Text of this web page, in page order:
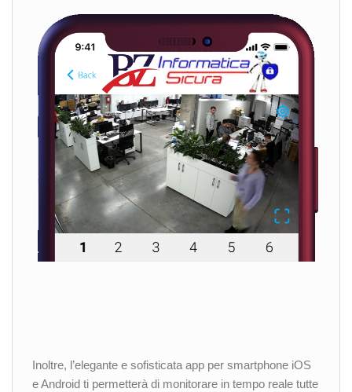
Inoltre, l’elegante e sofisticata app per smartphone iOS
e Android ti permetterà di monitorare in tempo reale tutte